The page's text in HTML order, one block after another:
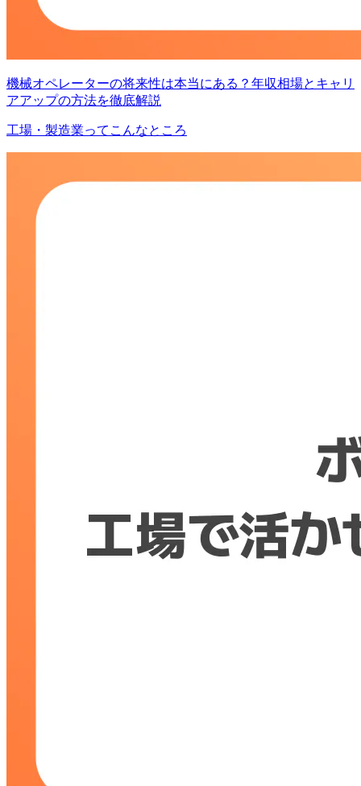
機械オペレーターの将来性は本当にある？年収相場とキャリ
アアップの方法を徹底解説
工場・製造業ってこんなところ